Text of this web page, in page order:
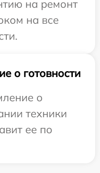
на ремонт
на все
о готовности
о
техники
ее по